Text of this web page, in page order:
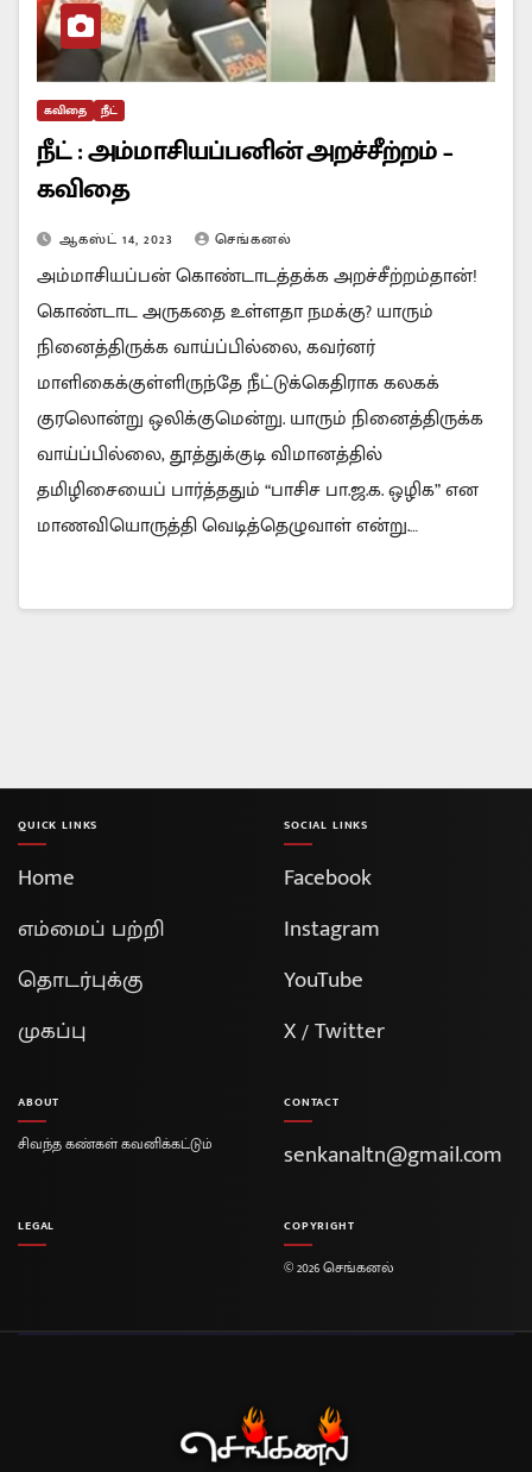
கவிதை நீட்
நீட் : அம்மாசியப்பனின் அறச்சீற்றம் –
கவிதை
ஆகஸ்ட் 14, 2023 செங்கனல்
அம்மாசியப்பன் கொண்டாடத்தக்க அறச்சீற்றம்தான்!
கொண்டாட அருகதை உள்ளதா நமக்கு? யாரும்
நினைத்திருக்க வாய்ப்பில்லை, கவர்னர்
மாளிகைக்குள்ளிருந்தே நீட்டுக்கெதிராக கலகக்
குரலொன்று ஒலிக்குமென்று. யாரும் நினைத்திருக்க
வாய்ப்பில்லை, தூத்துக்குடி விமானத்தில்
தமிழிசையைப் பார்த்ததும் “பாசிச பா.ஜ.க. ஒழிக” என
மாணவியொருத்தி வெடித்தெழுவாள் என்று.…
QUICK LINKS
Home
எம்மைப் பற்றி
தொடர்புக்கு
முகப்பு
SOCIAL LINKS
Facebook
Instagram
YouTube
X / Twitter
ABOUT
சிவந்த கண்கள் கவனிக்கட்டும்
CONTACT
senkanaltn@gmail.com
LEGAL COPYRIGHT
© 2026 செங்கனல்